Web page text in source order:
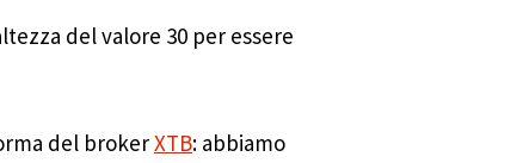
del valore 30 per essere
del brokerXTB: abbiamo